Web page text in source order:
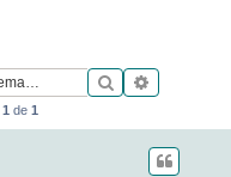
r
Buscar
1 de 1